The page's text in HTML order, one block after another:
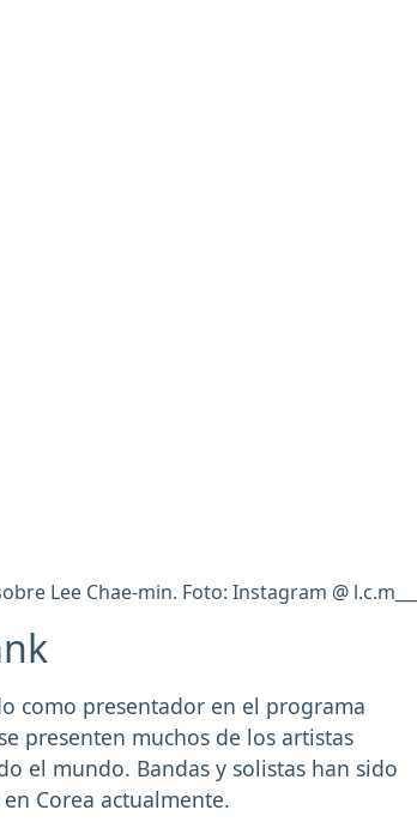
Lee Chae-min. Foto: Instagram @ l.c.m____
como presentador en el programa
presenten muchos de los artistas
el mundo. Bandas y solistas han sido
Corea actualmente.